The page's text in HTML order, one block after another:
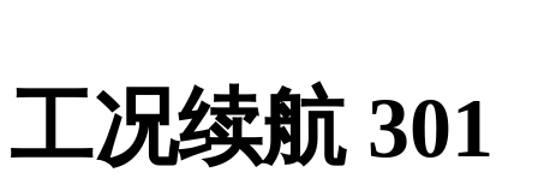
工况续航 301